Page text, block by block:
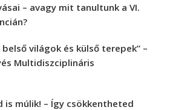
– avagy mit tanultunk a VI.
világok és külső terepek” –
Multidiszciplináris
is múlik! – Így csökkentheted